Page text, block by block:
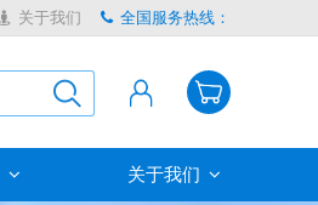
关于我们 全国服务热线：
关于我们